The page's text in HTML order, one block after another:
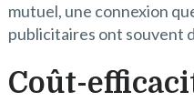
mutuel, une connexion
publicitaires ont souvent
Coût-